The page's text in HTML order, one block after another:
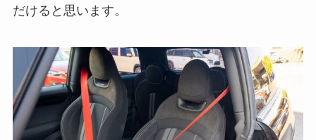
だけると思います。